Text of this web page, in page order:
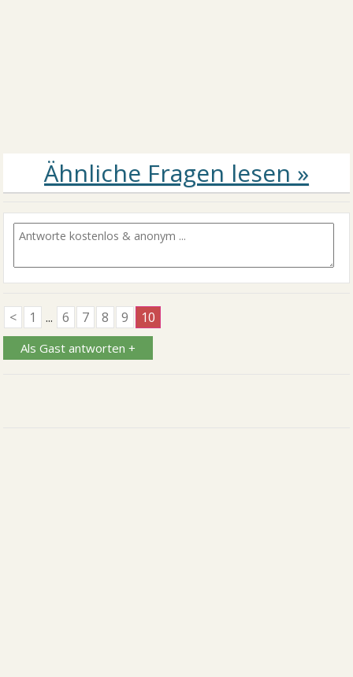
< 1 ... 6 7 8 9 10
Als Gast antworten +